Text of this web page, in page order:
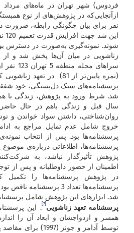
شوند. نمونه‌گیری به‌صورت در دسترس
سراهای
(نمره پایین‌تر از 81) در
پرسشنامه‌های سبک دل‌بستگی، خود
سال قبل و زندگی باهم در حال حاضر،
روان‌شناختی، داشتن سواد خواندن و
خروج شامل عدم تمایل مراجع به
پرسشنامه‌ها بود. پس از انتخاب
پرسشنامه‌ها، اطلاعاتی درباره‌ی موضوع
پژوهش تأثیرگذار نباشد، به
اطمینان از حضور داوطلبانه و پس از
در پژوهش پرسشنامه‌ها را تکمیل
پرسشنامه‌ها تعداد 3
شد. ابزارهای این پژوهش شامل
پرسشنامه تعهد زناشویی [7]
. این
همسر و ازدواجشان و ابعاد آن را
توسط آدامز و جونز